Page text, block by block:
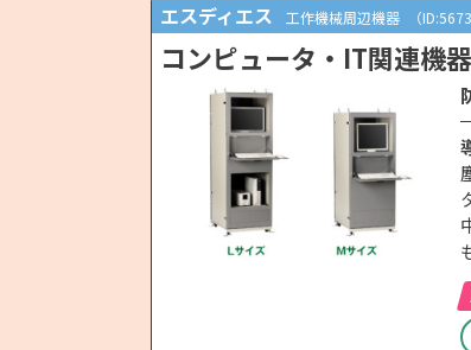
エスディエス 工作機械周辺機器 （ID:5673
コンピュータ・IT関連機